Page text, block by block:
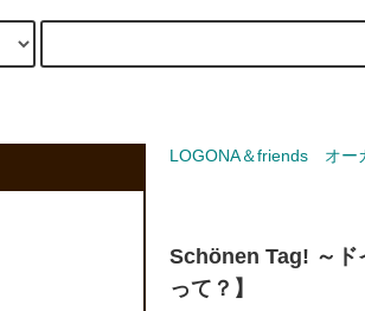
LOGONA＆friends オー
Schönen Tag! ～ド
って？】